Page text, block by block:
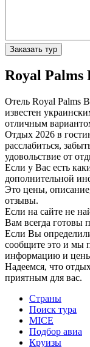
Заказать тур
Royal
Отель Royal Palms
известен
отличным
Отдых 2026 в
расслабиться,
удовольствие от
Если у Вас есть
дополнительной
Это цены,
отзывы.
Если на сайте не
Вам всегда готовы
Если Вы
сообщите это и мы
информацию и
Надеемся, что
приятным для вас.
Страны
Поиск тура
MICE
Подбор авиа
Круизы